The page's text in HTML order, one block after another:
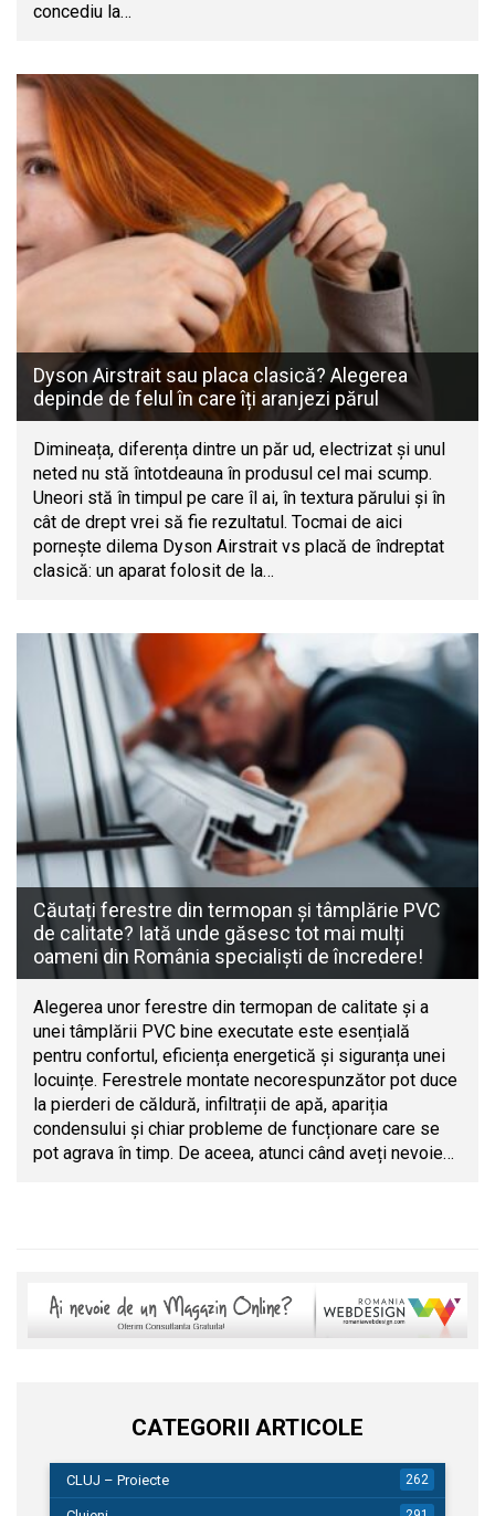
concediu la…
Dyson Airstrait sau placa clasică? Alegerea
depinde de felul în care îți aranjezi părul
Dimineața, diferența dintre un păr ud, electrizat și unul
neted nu stă întotdeauna în produsul cel mai scump.
Uneori stă în timpul pe care îl ai, în textura părului și în
cât de drept vrei să fie rezultatul. Tocmai de aici
pornește dilema Dyson Airstrait vs placă de îndreptat
clasică: un aparat folosit de la…
Căutați ferestre din termopan și tâmplărie PVC
de calitate? Iată unde găsesc tot mai mulți
oameni din România specialiști de încredere!
Alegerea unor ferestre din termopan de calitate și a
unei tâmplării PVC bine executate este esențială
pentru confortul, eficiența energetică și siguranța unei
locuințe. Ferestrele montate necorespunzător pot duce
la pierderi de căldură, infiltrații de apă, apariția
condensului și chiar probleme de funcționare care se
pot agrava în timp. De aceea, atunci când aveți nevoie…
CATEGORII ARTICOLE
CLUJ – Proiecte 262